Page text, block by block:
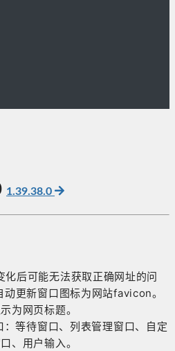
1.39.38.0
后可能无法获取正确网址的问
更新窗口图标为网站favicon。
为网页标题。
等待窗口、列表管理窗口、自定
、用户输入。